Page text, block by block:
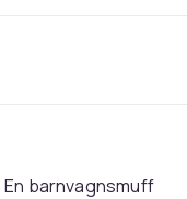
En barnvagnsmuff